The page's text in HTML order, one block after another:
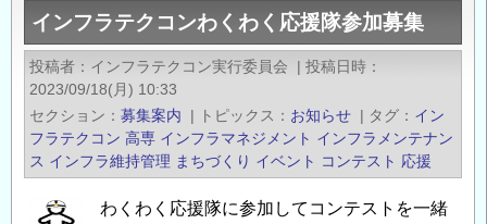
く
ず
インフラテクコンわくわく応援隊参加募集
投稿者 インフラテクコン実行委員会 | 投稿日時
2023/09/18(月) 10:33
セクション
募集案内 | トピックス お知らせ | タグ
イン
フラテクコン 高専 インフラマネジメント インフラメンテナン
ス インフラ維持管理 まちづくり イベント コンテスト 応援
わくわく応援隊に参加してコンテストを一緒